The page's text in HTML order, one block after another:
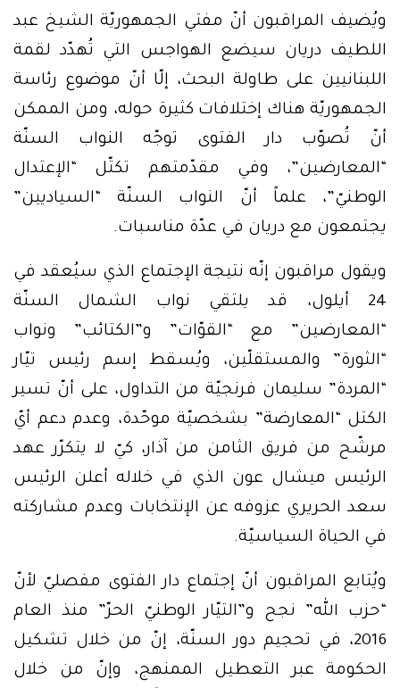
ويُضيف المراقبون أنّ مفتي الجمهوريّة الشيخ عبد
اللطيف دريان سيضع الهواجس التي تُهدّد لقمة
اللبنانيين على طاولة البحث، إلّا أنّ موضوع رئاسة
الجمهوريّة هناك إختلافات كثيرة حوله، ومن الممكن
أنّ تُصوّب دار الفتوى توجّه النواب السنّة
“المعارضين”، وفي مقدّمتهم تكتّل “الإعتدال
الوطنيّ”، علماً أنّ النواب السنّة “السياديين”
يجتمعون مع دريان في عدّة مناسبات.
ويقول مراقبون إنّه نتيجة الإجتماع الذي سيُعقد في
24 أيلول، قد يلتقي نواب الشمال السنّة
“المعارضين” مع “القوّات” و”الكتائب” ونواب
“الثورة” والمستقلّين، ويُسقط إسم رئيس تيّار
“المردة” سليمان فرنجيّة من التداول، على أنّ تسير
الكتل “المعارضة” بشخصيّة موحّدة، وعدم دعم أيّ
مرشّح من فريق الثامن من آذار، كيّ لا يتكرّر عهد
الرئيس ميشال عون الذي في خلاله أعلن الرئيس
سعد الحريري عزوفه عن الإنتخابات وعدم مشاركته
في الحياة السياسيّة.
ويُتابع المراقبون أنّ إجتماع دار الفتوى مفصليّ لأنّ
“حزب الله” نجح و”التيّار الوطنيّ الحرّ” منذ العام
2016، في تحجيم دور السنّة، إنّ من خلال تشكيل
الحكومة عبر التعطيل الممنهج، وإنّ من خلال